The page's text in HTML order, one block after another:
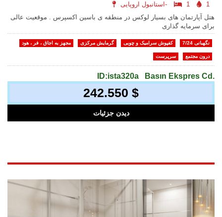
استانبول اروپایی- 1
1
هتل آپارتمان های بسیار لوکس در منطقه ی باسین اکسپرس . موقعیت عالی
برای سرمایه گذاری
مجهز به اجاق ، فر ، هود گرمایش مرکزی کفپوش سرامیک و چوبی نگهبانی 7/24
سرپرست درون مجتمع
ID:ista320a Basın Ekspres Cd.
242.550 $
دیدن جزئیات